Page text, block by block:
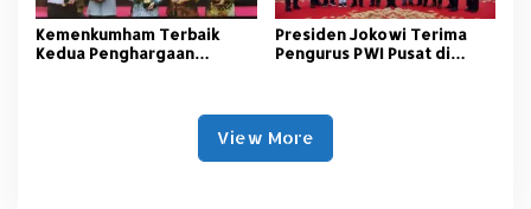
Kemenkumham Terbaik
Kedua Penghargaan
Presiden Jokowi Terima
Pengurus PWI Pusat di
View More